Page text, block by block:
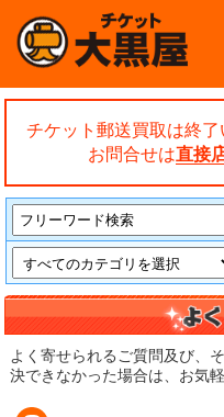
チケット郵送買取は終
お問合せは直接
よく寄せられるご質問及び、
決できなかった場合は、お気